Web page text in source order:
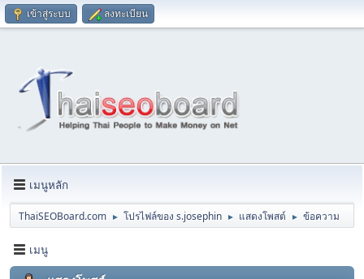
เข้าสู่ระบบ ลงทะเบียน
เมนูหลัก
ThaiSEOBoard.com ► โปรไฟล์ของ s.josephin ► แสดงโพสต์ ► ข้อความ
เมนู